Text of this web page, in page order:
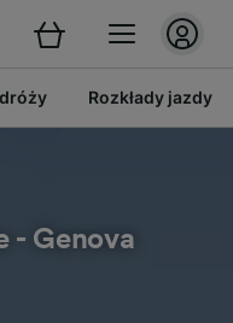
Rozkłady jazdy
- Genova